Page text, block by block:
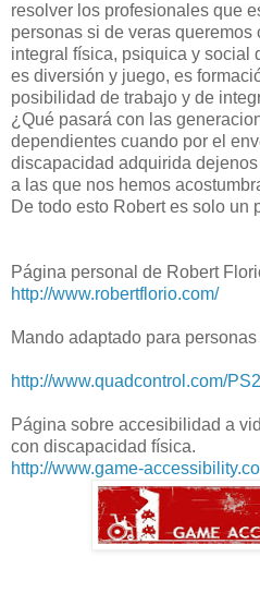
resolver los profesionales que
personas si de veras
integral física, psiquica y social
es diversión y juego, es
posibilidad de trabajo y de
¿Qué pasará con las
dependientes cuando por el
discapacidad adquirida
a las que nos hemos
De todo esto Robert es solo un
Página personal de Robert
http://www.robertflorio.com/
Mando adaptado para
http://www.quadcontrol.com/
Página sobre accesibilidad a
con discapacidad física.
http://www.game-